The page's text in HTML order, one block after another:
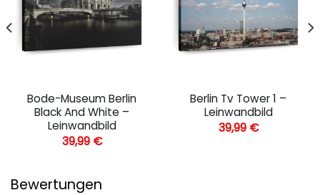
Bode-Museum Berlin
Black And White –
Leinwandbild
39,99 €
Berlin Tv Tower 1 –
Leinwandbild
39,99 €
Bewertungen